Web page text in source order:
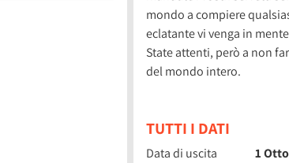
mondo a compiere
eclatante vi venga in
State attenti, però a non
del mondo intero.
TUTTI I DATI
Data di uscita
1